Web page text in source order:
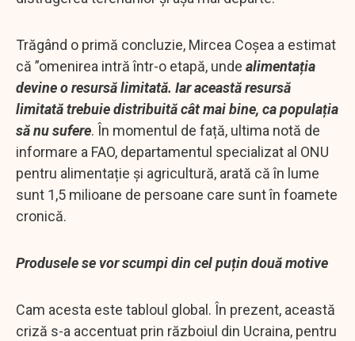
Trăgând o primă concluzie, Mircea Coșea a estimat
că ”omenirea intră într-o etapă, unde alimentația
devine o resursă limitată. Iar această resursă
limitată trebuie distribuită cât mai bine, ca populația
să nu sufere. În momentul de față, ultima notă de
informare a FAO, departamentul specializat al ONU
pentru alimentație și agricultură, arată că în lume
sunt 1,5 milioane de persoane care sunt în foamete
cronică.
Produsele se vor scumpi din cel puțin două motive
Cam acesta este tabloul global. În prezent, această
criză s-a accentuat prin războiul din Ucraina, pentru